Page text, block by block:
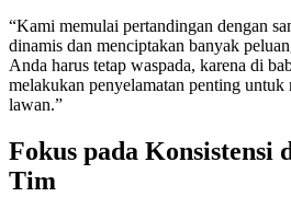
“Kami memulai pertandingan dengan
dinamis dan menciptakan banyak
Anda harus tetap waspada, karena di
melakukan penyelamatan penting untuk
lawan.”
Fokus pada Konsistensi
Tim